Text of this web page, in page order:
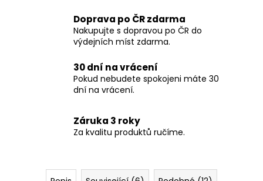
Doprava po ČR zdarma
Nakupujte s dopravou po ČR do
výdejních míst zdarma.
30 dní na vrácení
Pokud nebudete spokojeni máte 30
dní na vrácení.
Záruka 3 roky
Za kvalitu produktů ručíme.